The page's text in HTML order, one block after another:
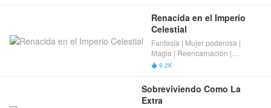
Renacida en el Imperio
Celestial
Fantasía | Mujer poderosa |
Magia | Reencarnación |
Completas
 9.2K
Sobreviviendo Como La
Extra